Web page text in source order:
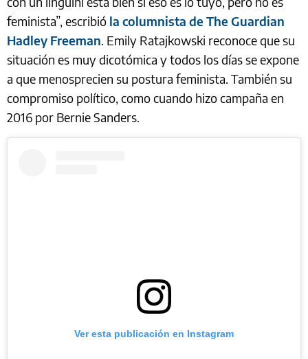
feminista”, escribió la columnista de The Guardian
Hadley Freeman. Emily Ratajkowski reconoce que su
situación es muy dicotómica y todos los días se expone
a que menosprecien su postura feminista. También su
compromiso político, como cuando hizo campaña en
2016 por Bernie Sanders.
Ver esta publicación en Instagram